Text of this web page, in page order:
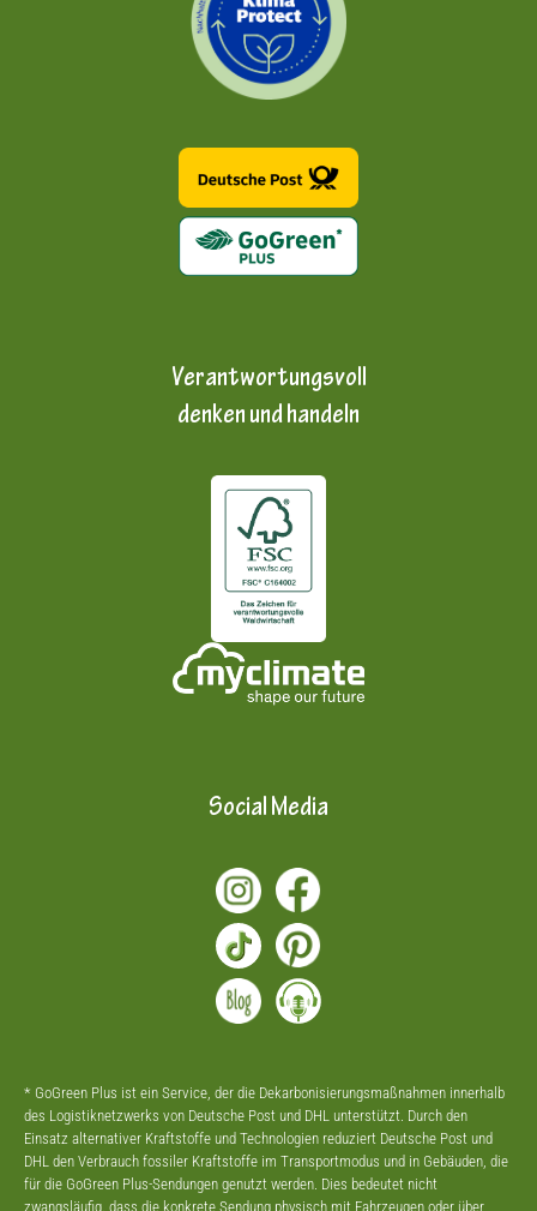
Verantwortungsvoll
denken und handeln
Social Media
* GoGreen Plus ist ein Service, der die Dekarbonisierungsmaßnahmen innerhalb
des Logistiknetzwerks von Deutsche Post und DHL unterstützt. Durch den
Einsatz alternativer Kraftstoffe und Technologien reduziert Deutsche Post und
DHL den Verbrauch fossiler Kraftstoffe im Transportmodus und in Gebäuden, die
für die GoGreen Plus-Sendungen genutzt werden. Dies bedeutet nicht
zwangsläufig, dass die konkrete Sendung physisch mit Fahrzeugen oder über